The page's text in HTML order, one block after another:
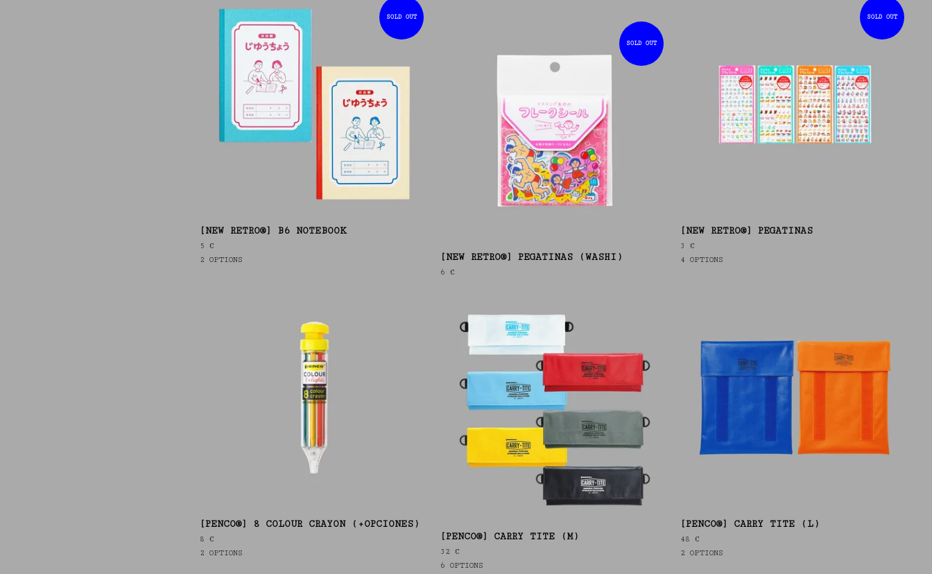
SOLD OUT
[NEW RETRO®] B6 NOTEBOOK
5 €
2 OPTIONS
SOLD OUT
[NEW RETRO®] PEGATINAS
3€
4 OPTIONS
SOLD OUT
[NEW RETRO®] PEGATINAS (WASHI)
6 €
[PENCO®] 8 COLOUR CRAYON (+OPCIONES)
8 €
2 OPTIONS
[PENCO®] CARRY TITE (L)
48€
2 OPTIONS
[PENCO®] CARRY TITE (M)
32 €
6 OPTIONS